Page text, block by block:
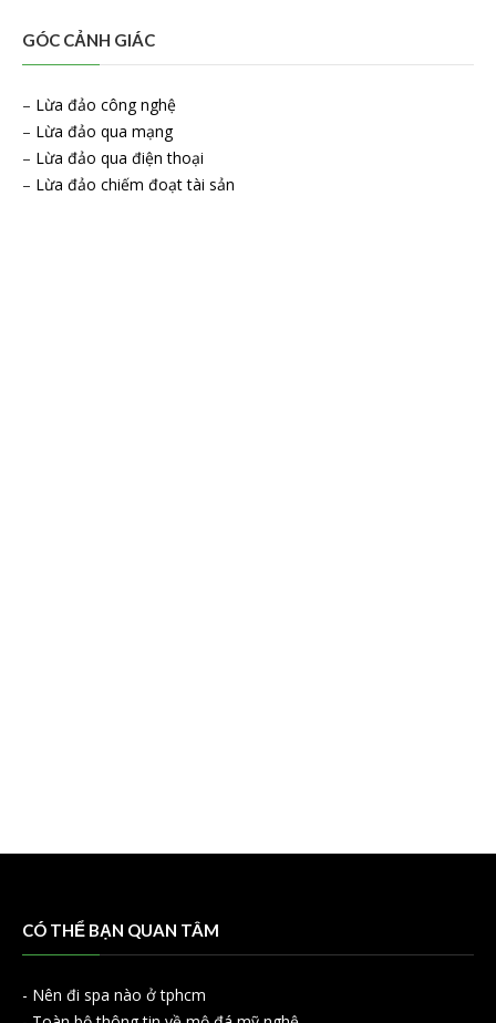
GÓC CẢNH GIÁC
– Lừa đảo công nghệ
– Lừa đảo qua mạng
– Lừa đảo qua điện thoại
– Lừa đảo chiếm đoạt tài sản
CÓ THỂ BẠN QUAN TÂM
- Nên đi spa nào ở tphcm